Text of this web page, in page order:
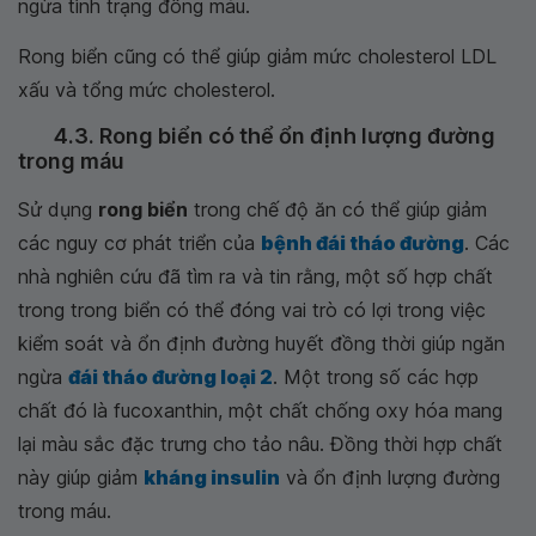
ngừa tình trạng đông máu.
Rong biển cũng có thể giúp giảm mức cholesterol LDL
xấu và tổng mức cholesterol.
4.3. Rong biển có thể ổn định lượng đường
trong máu
Sử dụng rong biển trong chế độ ăn có thể giúp giảm
các nguy cơ phát triển của bệnh đái tháo đường. Các
nhà nghiên cứu đã tìm ra và tin rằng, một số hợp chất
trong trong biển có thể đóng vai trò có lợi trong việc
kiểm soát và ổn định đường huyết đồng thời giúp ngăn
ngừa đái tháo đường loại 2. Một trong số các hợp
chất đó là fucoxanthin, một chất chống oxy hóa mang
lại màu sắc đặc trưng cho tảo nâu. Đồng thời hợp chất
này giúp giảm kháng insulin và ổn định lượng đường
trong máu.